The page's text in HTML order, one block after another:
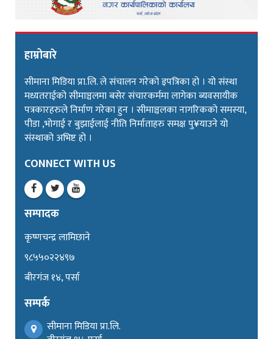
हाम्रोबारे
सीमाना मिडिया प्रा.लि. ले संचालन गरेको इपत्रिका हो । यो संस्था
मध्यतराईको सीमाञ्चलमा बसेर संचारकर्ममा लागेका ब्यवसायीक
पत्रकारहरुले निर्माण गरेका हुन । सीमाञ्चलका नागरिकको समस्या,
पीडा ,भोगाई र बुझाईलाई नीति निर्माताहरु समक्ष पु¥याउने यो
संस्थाको अभिष्ट हो ।
CONNECT WITH US
सम्पादक
कृष्णचन्द्र लामिछाने
९८५५०२२४९७
बीरगंज १४, पर्सा
सम्पर्क
सीमाना मिडिया प्रा.लि.